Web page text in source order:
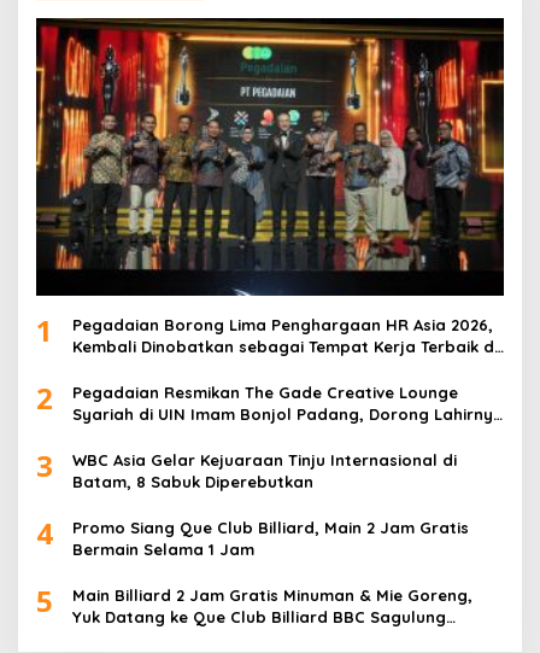
1
Pegadaian Borong Lima Penghargaan HR Asia 2026,
Kembali Dinobatkan sebagai Tempat Kerja Terbaik di
2
Pegadaian Resmikan The Gade Creative Lounge
Syariah di UIN Imam Bonjol Padang, Dorong Lahirnya
3
WBC Asia Gelar Kejuaraan Tinju Internasional di
Batam, 8 Sabuk Diperebutkan
4
Promo Siang Que Club Billiard, Main 2 Jam Gratis
5
Main Billiard 2 Jam Gratis Minuman & Mie Goreng,
Yuk Datang ke Que Club Billiard BBC Sagulung…